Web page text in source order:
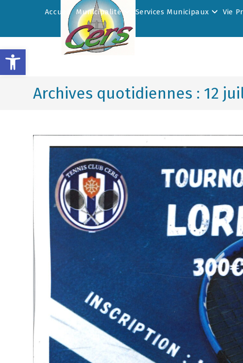
Accueil Municipalité Services Municipaux Vie
Archives quotidiennes : 12
Ouvrir la barre d’outils